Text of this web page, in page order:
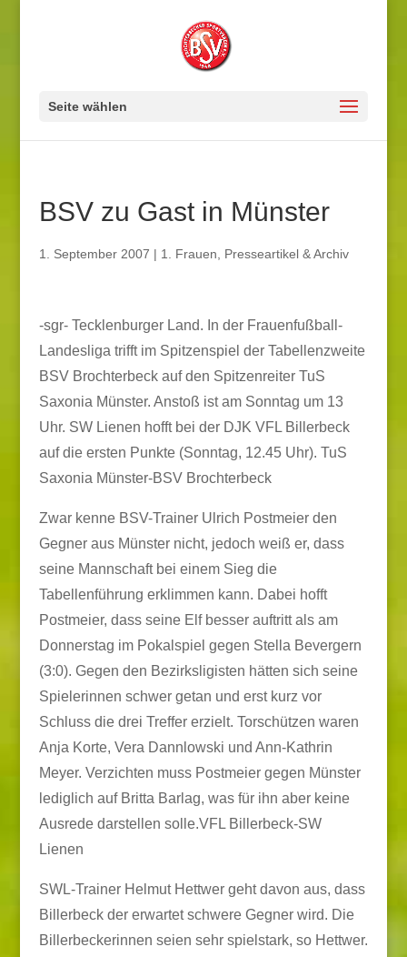
Seite wählen
BSV zu Gast in Münster
1. September 2007 | 1. Frauen Presseartikel & Archiv
-sgr- Tecklenburger Land. In der Frauenfußball-
Landesliga trifft im Spitzenspiel der Tabellenzweite
BSV Brochterbeck auf den Spitzenreiter TuS
Saxonia Münster. Anstoß ist am Sonntag um 13
Uhr. SW Lienen hofft bei der DJK VFL Billerbeck
auf die ersten Punkte (Sonntag, 12.45 Uhr). TuS
Saxonia Münster-BSV Brochterbeck
Zwar kenne BSV-Trainer Ulrich Postmeier den
Gegner aus Münster nicht, jedoch weiß er, dass
seine Mannschaft bei einem Sieg die
Tabellenführung erklimmen kann. Dabei hofft
Postmeier, dass seine Elf besser auftritt als am
Donnerstag im Pokalspiel gegen Stella Bevergern
(3:0). Gegen den Bezirksligisten hätten sich seine
Spielerinnen schwer getan und erst kurz vor
Schluss die drei Treffer erzielt. Torschützen waren
Anja Korte, Vera Dannlowski und Ann-Kathrin
Meyer. Verzichten muss Postmeier gegen Münster
lediglich auf Britta Barlag, was für ihn aber keine
Ausrede darstellen solle.VFL Billerbeck-SW
Lienen
SWL-Trainer Helmut Hettwer geht davon aus, dass
Billerbeck der erwartet schwere Gegner wird. Die
Billerbeckerinnen seien sehr spielstark, so Hettwer.